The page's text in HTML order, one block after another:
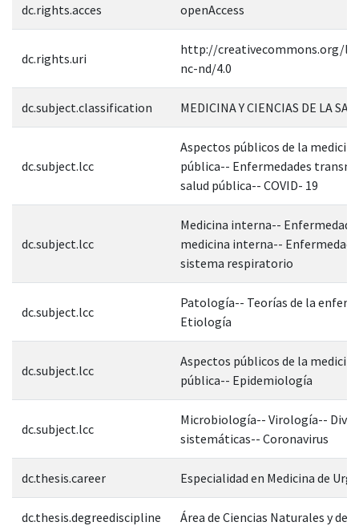
dc.rights.acces openAccess
dc.rights.uri
http://creativecommons.org/
nc-nd/4.0
dc.subject.classification MEDICINA Y CIENCIAS DE LA
dc.subject.lcc
Aspectos públicos de la
pública-- Enfermedades
salud pública-- COVID- 19
dc.subject.lcc
Medicina interna--
medicina interna--
sistema respiratorio
dc.subject.lcc
Patología-- Teorías de la
Etiología
dc.subject.lcc
Aspectos públicos de la
pública-- Epidemiología
dc.subject.lcc
Microbiología-- Virología--
sistemáticas-- Coronavirus
dc.thesis.career Especialidad en Medicina de
dc.thesis.degreediscipline Área de Ciencias Naturales y de